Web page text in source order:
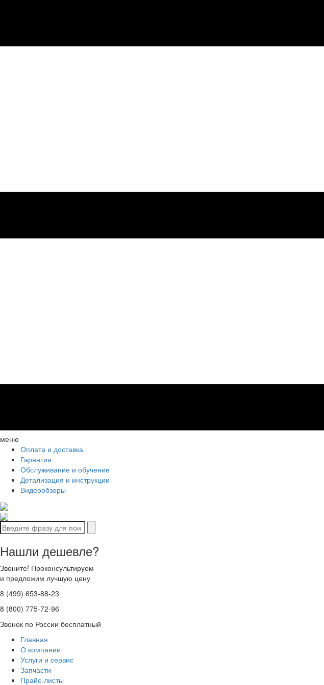
меню
Оплата и доставка
Гарантия
Обслуживание и обучение
Детализация и инструкции
Видеообзоры
Нашли дешевле?
Звоните! Проконсультируем
и предложим лучшую цену
8 (499) 653-88-23
8 (800) 775-72-96
Звонок по России бесплатный
Главная
О компании
Услуги и сервис
Запчасти
Прайс-листы